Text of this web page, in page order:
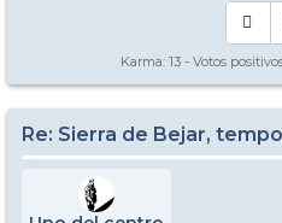
Karma: 13 - Votos
Re: Sierra de Bejar,